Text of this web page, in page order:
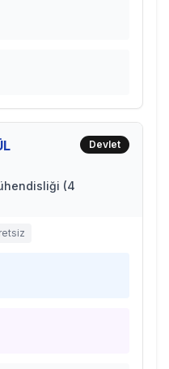
(4
Devlet